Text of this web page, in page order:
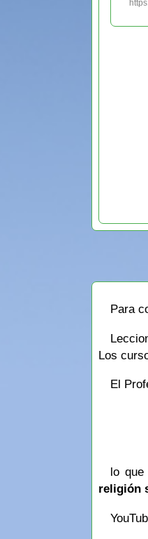
Para
Los
El
lo
religión